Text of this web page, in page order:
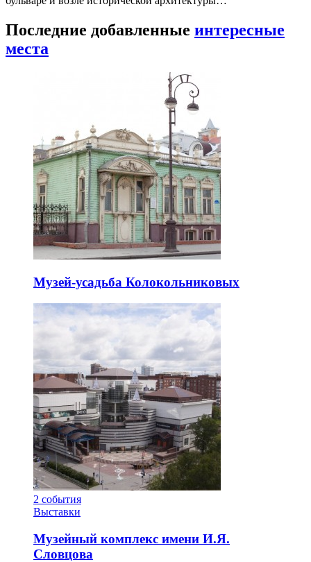
Последние добавленные интересные
места
Музей-усадьба Колокольниковых
2 события
Выставки
Музейный комплекс имени И.Я.
Словцова